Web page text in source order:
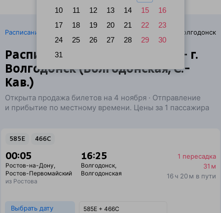
10
11 12 13 14 15
16
17
18 19 20 21 22
23
24
25 26 27 28 29
30
31
Расписание поездов Ж/д билеты Ростов-на-Дону → Волгодонск
Расписание поездов Ростов — г.
Волгодонск (Волгодонская, С.-
Кав.)
Открыта продажа билетов на 4 ноября · Отправление
и прибытие по местному времени. Цены за 1 пассажира
585Е 466С
00:05
Ростов-на-Дону,
Ростов-Первомайский
из Ростова
16:25
Волгодонск,
Волгодонская
1 пересадка
31 м
16 ч 20 м в пути
Выбрать дату
585Е + 466С